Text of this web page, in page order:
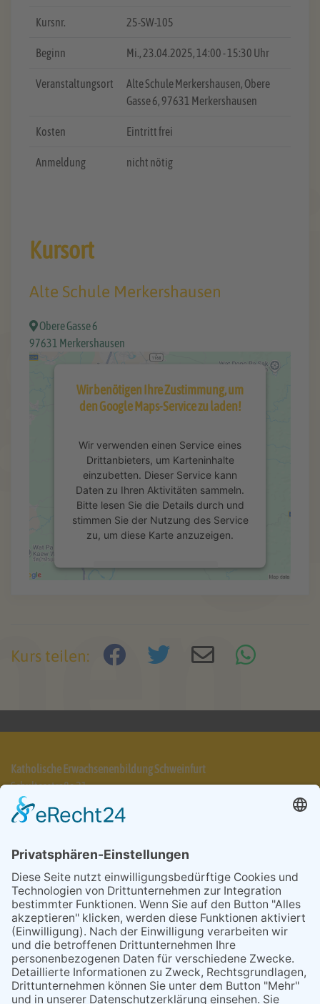
Kursnr. 25-SW-105
Beginn Mi., 23.04.2025, 14:00 - 15:30 Uhr
Veranstaltungsort
Alte Schule Merkershausen, Obere
Gasse 6, 97631 Merkershausen
Kosten Eintritt frei
Anmeldung nicht nötig
Kursort
Alte Schule Merkershausen
Obere Gasse 6
97631 Merkershausen
Wir benötigen Ihre Zustimmung, um
den Google Maps-Service zu laden!
Wir verwenden einen Service eines
Drittanbieters, um Karteninhalte
einzubetten. Dieser Service kann
Daten zu Ihren Aktivitäten sammeln.
Bitte lesen Sie die Details durch und
stimmen Sie der Nutzung des Service
zu, um diese Karte anzuzeigen.
Mehr Informationen
Management Platform
&eRecht24
Kurs teilen:
Katholische Erwachsenenbildung Schweinfurt
Schultesstraße 21
97421 Schweinfurt
Telefon 09721 7025-31
Impressum Datenschutzerklärung AGB
Cookie-Einstellungen